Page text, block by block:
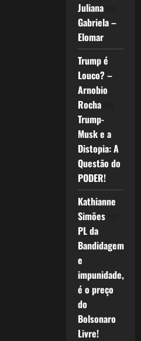
Julianaem
Gabriela –
Elomar
Trump é
Louco? –
Arnobio
Rochaem
Trump-
Musk e a
Distopia: A
Questão do
PODER!
Kathianne
Simõesem
PL da
Bandidagem
e
impunidade,
é o preço
do
Bolsonaro
Livre!